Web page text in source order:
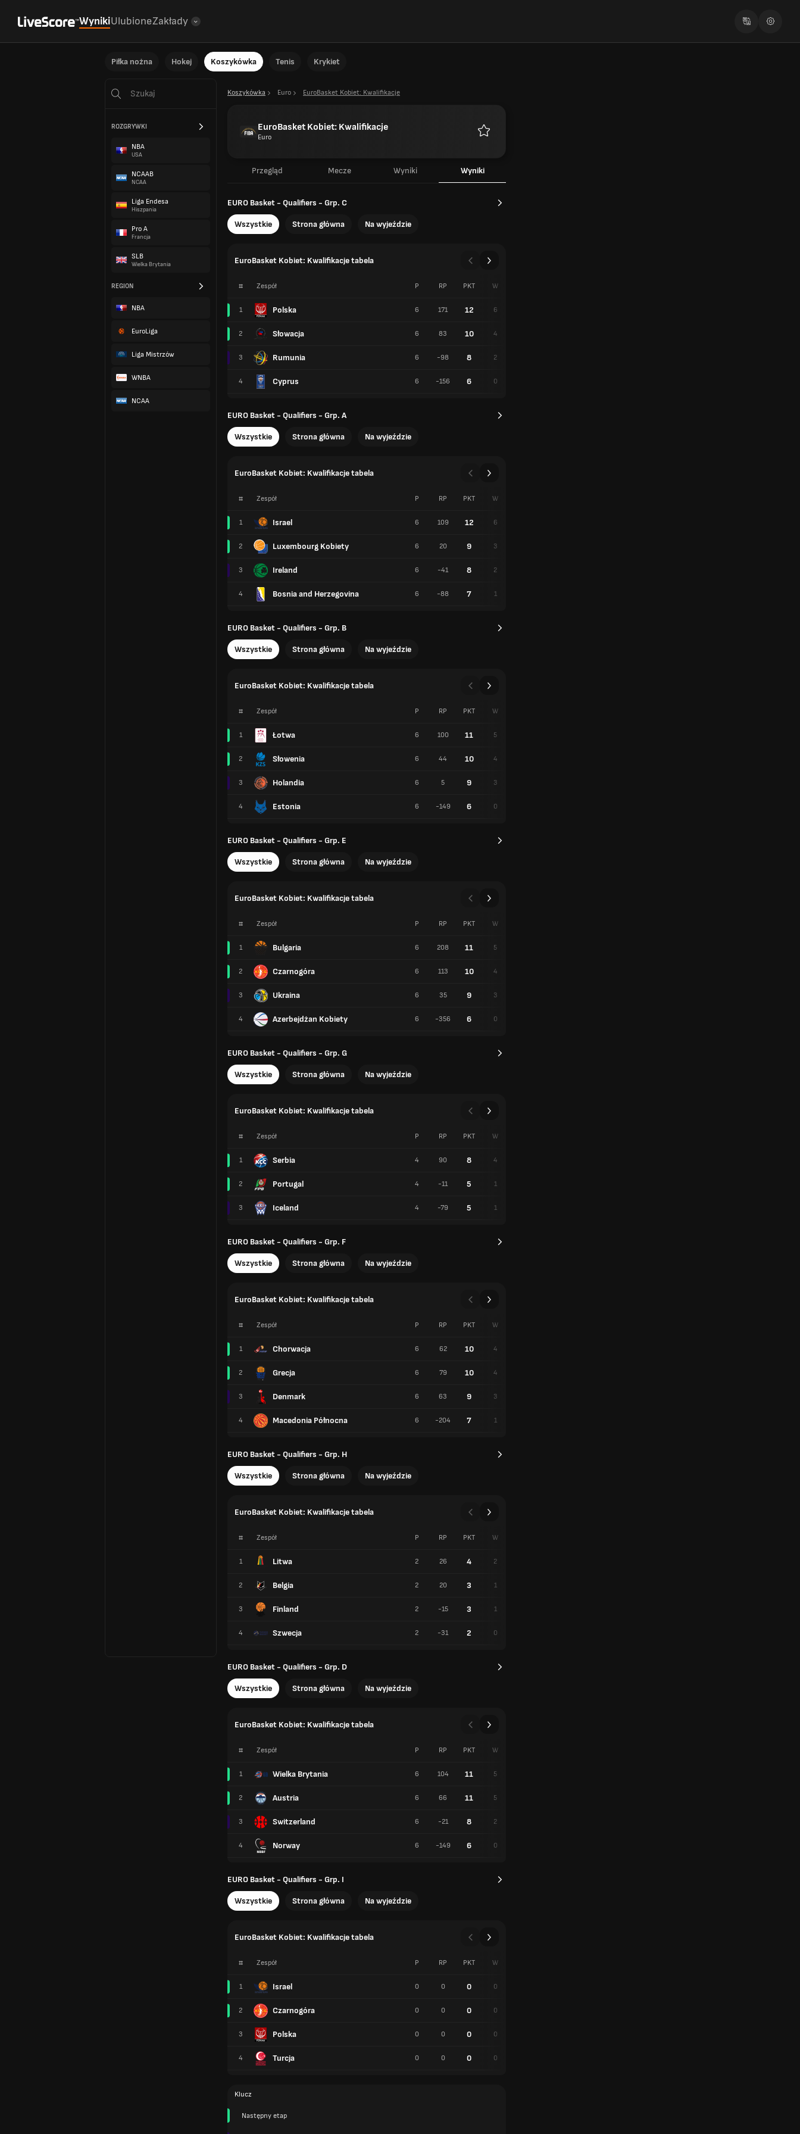
WynikiUlubioneZakłady
Piłka nożna Hokej Koszykówka Tenis Krykiet
ROZGRYWKI
NBA
USA
NCAAB
NCAA
Liga Endesa
Hiszpania
Pro A
Francja
SLB
Wielka Brytania
REGION
NBA
EuroLiga
Liga Mistrzów
WNBA
NCAA
Koszykówka Euro EuroBasket Kobiet: Kwalifikacje
EuroBasket Kobiet: Kwalifikacje
Euro
Przegląd Mecze Wyniki Wyniki
EURO Basket - Qualifiers - Grp. C
Wszystkie Strona główna Na wyjeździe
EuroBasket Kobiet: Kwalifikacje tabela
# Zespół
1 Polska
2 Słowacja
3 Rumunia
4 Cyprus
P RP PKT W
6 171 12 6
6 83 10 4
6 -98 8 2
6 -156 6 0
EURO Basket - Qualifiers - Grp. A
Wszystkie Strona główna Na wyjeździe
EuroBasket Kobiet: Kwalifikacje tabela
# Zespół
1 Israel
2 Luxembourg Kobiety
3 Ireland
4 Bosnia and Herzegovina
P RP PKT W
6 109 12 6
6 20 9 3
6 -41 8 2
6 -88 7 1
EURO Basket - Qualifiers - Grp. B
Wszystkie Strona główna Na wyjeździe
EuroBasket Kobiet: Kwalifikacje tabela
# Zespół
1 Łotwa
2 Słowenia
3 Holandia
4 Estonia
P RP PKT W
6 100 11 5
6 44 10 4
6 5 9 3
6 -149 6 0
EURO Basket - Qualifiers - Grp. E
Wszystkie Strona główna Na wyjeździe
EuroBasket Kobiet: Kwalifikacje tabela
# Zespół
1 Bulgaria
2 Czarnogóra
3 Ukraina
4 Azerbejdżan Kobiety
P RP PKT W
6 208 11 5
6 113 10 4
6 35 9 3
6 -356 6 0
EURO Basket - Qualifiers - Grp. G
Wszystkie Strona główna Na wyjeździe
EuroBasket Kobiet: Kwalifikacje tabela
# Zespół
1 Serbia
2 Portugal
3 Iceland
P RP PKT W
4 90 8 4
4 -11 5 1
4 -79 5 1
EURO Basket - Qualifiers - Grp. F
Wszystkie Strona główna Na wyjeździe
EuroBasket Kobiet: Kwalifikacje tabela
# Zespół
1 Chorwacja
2 Grecja
3 Denmark
4 Macedonia Północna
P RP PKT W
6 62 10 4
6 79 10 4
6 63 9 3
6 -204 7 1
EURO Basket - Qualifiers - Grp. H
Wszystkie Strona główna Na wyjeździe
EuroBasket Kobiet: Kwalifikacje tabela
# Zespół
1 Litwa
2 Belgia
3 Finland
4 Szwecja
P RP PKT W
2 26 4 2
2 20 3 1
2 -15 3 1
2 -31 2 0
EURO Basket - Qualifiers - Grp. D
Wszystkie Strona główna Na wyjeździe
EuroBasket Kobiet: Kwalifikacje tabela
# Zespół
1 Wielka Brytania
2 Austria
3 Switzerland
4 Norway
P RP PKT W
6 104 11 5
6 66 11 5
6 -21 8 2
6 -149 6 0
EURO Basket - Qualifiers - Grp. I
Wszystkie Strona główna Na wyjeździe
EuroBasket Kobiet: Kwalifikacje tabela
# Zespół
1 Israel
2 Czarnogóra
3 Polska
4 Turcja
P RP PKT W
0 0 0 0
0 0 0 0
0 0 0 0
0 0 0 0
Klucz
Następny etap